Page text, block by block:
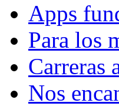
Apps
Para los
Carreras
Nos